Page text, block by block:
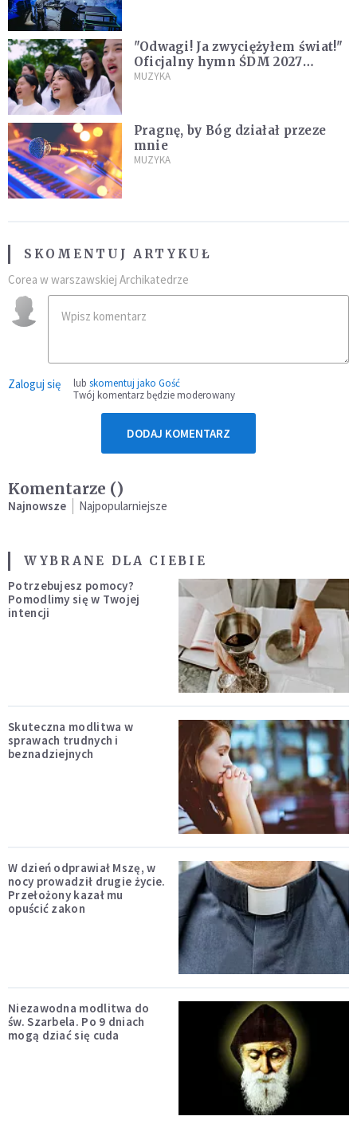
"Odwagi! Ja zwyciężyłem świat!"
Oficjalny hymn ŚDM 2027
zaprezentowany
MUZYKA
Pragnę, by Bóg działał przeze
mnie
MUZYKA
SKOMENTUJ ARTYKUŁ
Corea w warszawskiej Archikatedrze
Zaloguj się lub skomentuj jako Gość
Twój komentarz będzie moderowany
DODAJ KOMENTARZ
Komentarze ()
Najnowsze Najpopularniejsze
WYBRANE DLA CIEBIE
Potrzebujesz pomocy?
Pomodlimy się w Twojej
intencji
Skuteczna modlitwa w
sprawach trudnych i
beznadziejnych
W dzień odprawiał Mszę, w
nocy prowadził drugie życie.
Przełożony kazał mu
opuścić zakon
Niezawodna modlitwa do
św. Szarbela. Po 9 dniach
mogą dziać się cuda